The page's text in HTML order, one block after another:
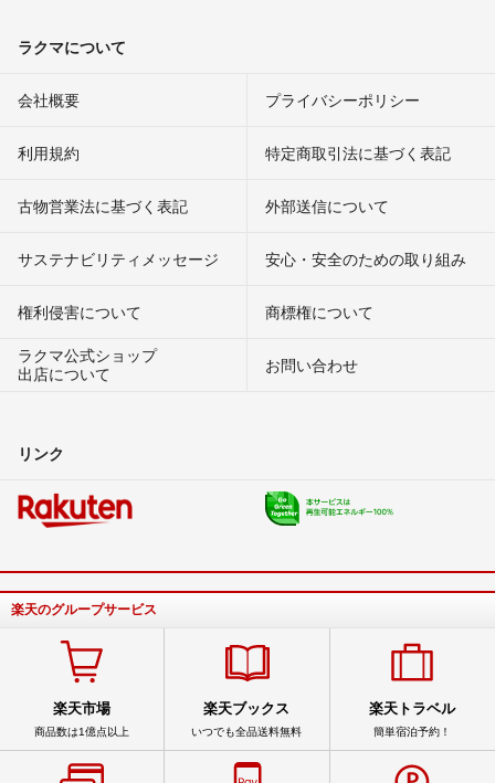
ラクマについて
会社概要 プライバシーポリシー
利用規約 特定商取引法に基づく表記
古物営業法に基づく表記 外部送信について
サステナビリティメッセージ 安心・安全のための取り組み
権利侵害について
商標権について
ラクマ公式ショップ
出店について
お問い合わせ
リンク
楽天のグループサービス
楽天市場
商品数は1億点以上
楽天ブックス
いつでも全品送料無料
楽天トラベル
簡単宿泊予約！